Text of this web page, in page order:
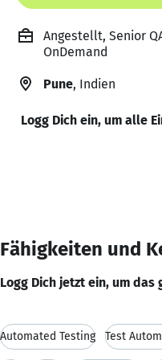
Angestellt, Senior
OnDemand
Pune, Indien
Logg Dich ein, um alle
Fähigkeiten und
Logg Dich jetzt ein, um das
Automated Testing Test